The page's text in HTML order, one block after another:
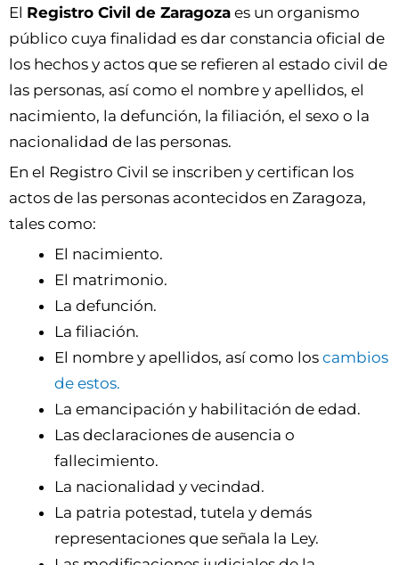
El Registro Civil de Zaragoza es un organismo
público cuya finalidad es dar constancia oficial de
los hechos y actos que se refieren al estado civil de
las personas, así como el nombre y apellidos, el
nacimiento, la defunción, la filiación, el sexo o la
nacionalidad de las personas.
En el Registro Civil se inscriben y certifican los
actos de las personas acontecidos en Zaragoza,
tales como:
El nacimiento.
El matrimonio.
La defunción.
La filiación.
El nombre y apellidos, así como los cambios
de estos.
La emancipación y habilitación de edad.
Las declaraciones de ausencia o
fallecimiento.
La nacionalidad y vecindad.
La patria potestad, tutela y demás
representaciones que señala la Ley.